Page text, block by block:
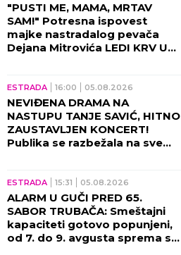
"PUSTI ME, MAMA, MRTAV
SAM!" Potresna ispovest
majke nastradalog pevača
Dejana Mitrovića LEDI KRV U
ESTRADA 16:00 05.08.2026
NEVIĐENA DRAMA NA
NASTUPU TANJE SAVIĆ, HITNO
ZAUSTAVLJEN KONCERT!
Publika se razbežala na sve
ESTRADA 15:31 05.08.2026
ALARM U GUČI PRED 65.
SABOR TRUBAČA: Smeštajni
kapaciteti gotovo popunjeni,
od 7. do 9. avgusta sprema se